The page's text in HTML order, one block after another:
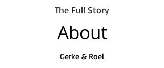
The Full Story
About
Gerke & Roel